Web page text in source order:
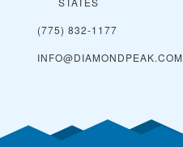
(775) 832-1177
INFO@DIAMONDPEAK.COM